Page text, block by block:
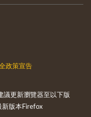
政策宣告
議更新瀏覽器至以下版
新版本Firefox